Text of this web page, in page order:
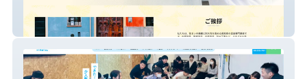
株式会社ぬりえ